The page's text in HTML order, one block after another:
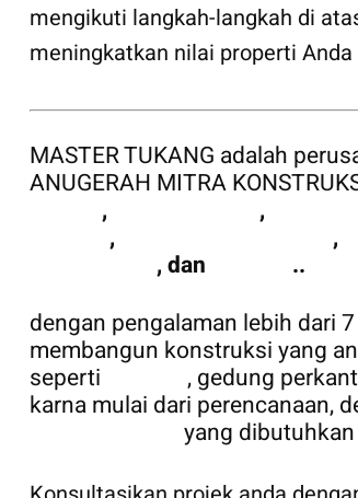
mengikuti langkah-langkah di
meningkatkan nilai properti
MASTER TUKANG adalah
ANUGERAH MITRA
, ,
, ,
, dan
..
dengan pengalaman lebih dari
membangun konstruksi yang
seperti
RUMAH, gedung
karna mulai dari perencanaan,
yang